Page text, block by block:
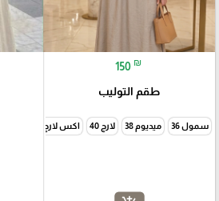
150 ₪
طقم التوليب
سمول 36 ميديوم 38 لارج 40 اكس لارج 42